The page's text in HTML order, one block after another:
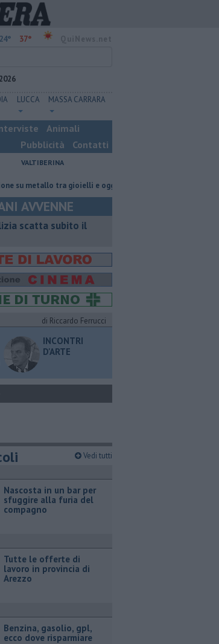
24° 37°
LUCCA MASSA CARRARA
Animali
Pubblicità
Contatti
VALTIBERINA
tra gioielli e oggetti personalizzati
AVVENNE
scatta subito il
di Riccardo Ferrucci
INCONTRI
D'ARTE
Vedi tutti
Nascosta in un bar per
sfuggire alla furia del
compagno
​Tutte le offerte di
lavoro in provincia di
Arezzo
​Benzina, gasolio, gpl,
ecco dove risparmiare